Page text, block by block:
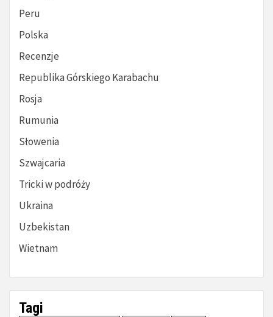
Peru
Polska
Recenzje
Republika Górskiego Karabachu
Rosja
Rumunia
Słowenia
Szwajcaria
Tricki w podróży
Ukraina
Uzbekistan
Wietnam
Tagi